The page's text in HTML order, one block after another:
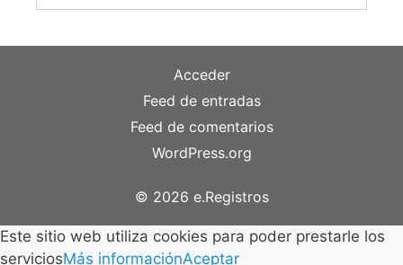
Acceder
Feed de entradas
Feed de comentarios
WordPress.org
© 2026 e.Registros
Este sitio web utiliza cookies para poder prestarle los
serviciosMás informaciónAceptar